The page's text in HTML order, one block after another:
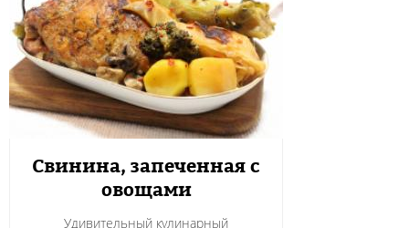
Свинина, запеченная с
овощами
Удивительный кулинарный